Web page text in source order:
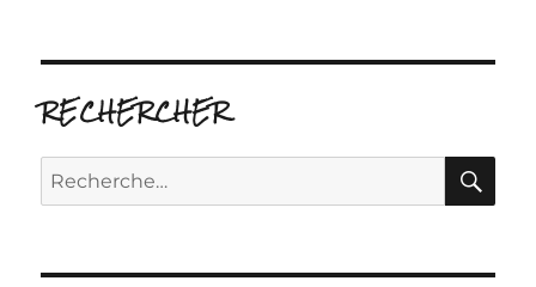
RECHERCHER
Recherche
pour :